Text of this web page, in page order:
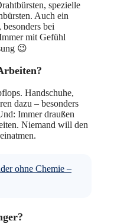
spezielle
Auch ein
bei
mit Gefühl
😉
Handschuhe,
dazu – besonders
Immer draußen
Niemand will den
ohne Chemie –